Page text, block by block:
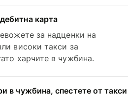
карта
за надценки на
високи такси за
харчите в чужбина.
в чужбина, спестете от такси